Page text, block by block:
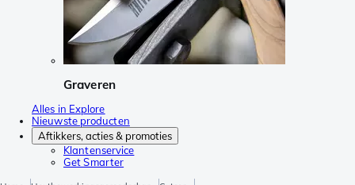
Graveren
Alles in Explore
Nieuwste producten
Aftikkers, acties & promoties
Klantenservice
Get Smarter